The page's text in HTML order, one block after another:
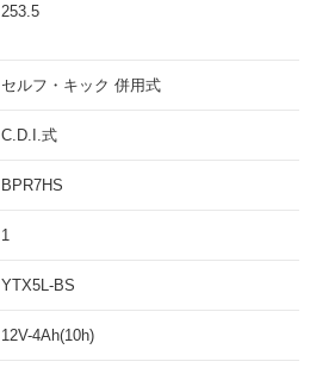
253.5
セルフ・キック 併用式
C.D.I.式
BPR7HS
1
YTX5L-BS
12V-4Ah(10h)